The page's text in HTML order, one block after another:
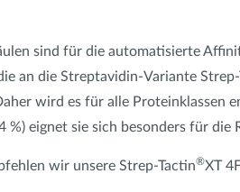
sind für die automatisierte
an die Streptavidin-Variante
wird es für alle
%) eignet sie sich besonders für die
wir unsere Strep-Tactin®XT